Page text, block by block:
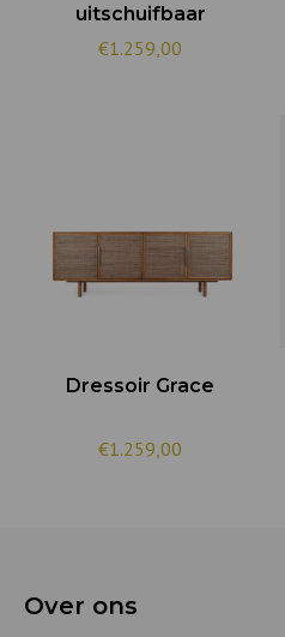
uitschuifbaar
€1.259,00
Dressoir Grace
€1.259,00
Over ons